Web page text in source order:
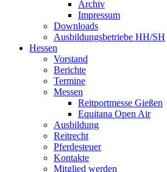
Archiv
Impressum
Downloads
Ausbildungsbetriebe HH/SH
Hessen
Vorstand
Berichte
Termine
Messen
Reitportmesse Gießen
Equitana Open Air
Ausbildung
Reitrecht
Pferdesteuer
Kontakte
Mitglied werden